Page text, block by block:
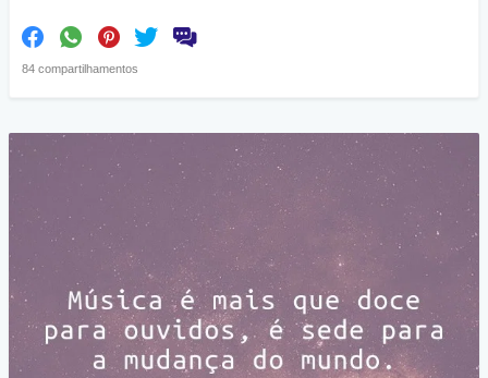
84 compartilhamentos